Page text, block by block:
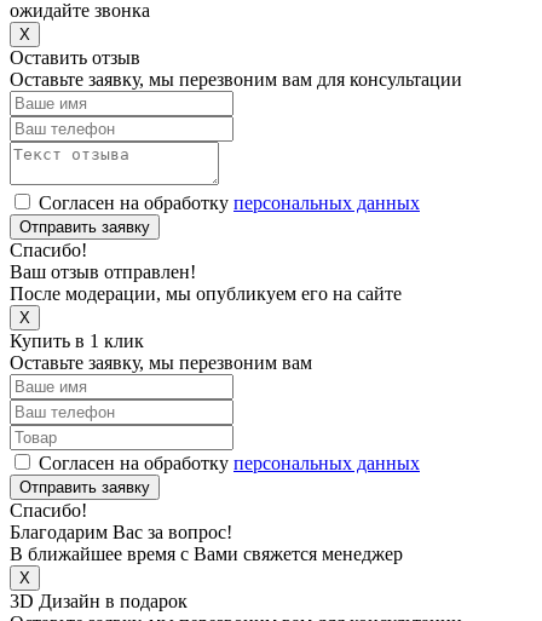
ожидайте звонка
X
Оставить отзыв
Оставьте заявку, мы перезвоним вам для консультации
Согласен на обработку персональных данных
Отправить заявку
Спасибо!
Ваш отзыв отправлен!
После модерации, мы опубликуем его на сайте
X
Купить в 1 клик
Оставьте заявку, мы перезвоним вам
Согласен на обработку персональных данных
Отправить заявку
Спасибо!
Благодарим Вас за вопрос!
В ближайшее время с Вами свяжется менеджер
X
3D Дизайн в подарок